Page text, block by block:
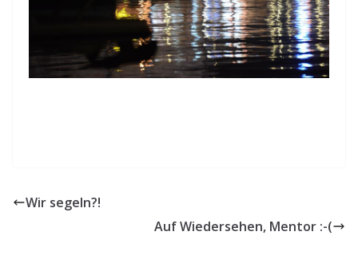
Wir segeln?!
Auf Wiedersehen, Mentor :-(